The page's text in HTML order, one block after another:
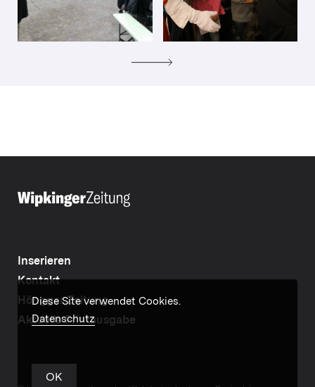
Inserieren
Kontakt
Höngger Zeitung
Aktuelle Printausgabe
Diese Site verwendet Cookies.
Datenschutz
OK